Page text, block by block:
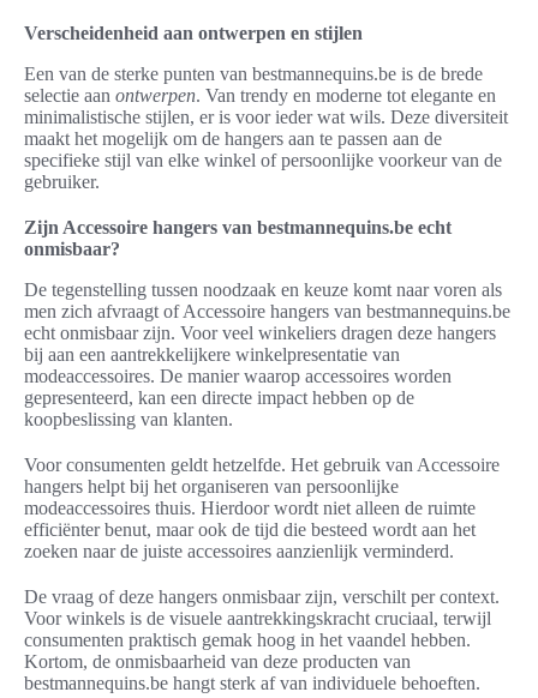
Verscheidenheid aan ontwerpen en stijlen
Een van de sterke punten van bestmannequins.be is de brede
selectie aan ontwerpen. Van trendy en moderne tot elegante en
minimalistische stijlen, er is voor ieder wat wils. Deze diversiteit
maakt het mogelijk om de hangers aan te passen aan de
specifieke stijl van elke winkel of persoonlijke voorkeur van de
gebruiker.
Zijn Accessoire hangers van bestmannequins.be echt
onmisbaar?
De tegenstelling tussen noodzaak en keuze komt naar voren als
men zich afvraagt of Accessoire hangers van bestmannequins.be
echt onmisbaar zijn. Voor veel winkeliers dragen deze hangers
bij aan een aantrekkelijkere winkelpresentatie van
modeaccessoires. De manier waarop accessoires worden
gepresenteerd, kan een directe impact hebben op de
koopbeslissing van klanten.
Voor consumenten geldt hetzelfde. Het gebruik van Accessoire
hangers helpt bij het organiseren van persoonlijke
modeaccessoires thuis. Hierdoor wordt niet alleen de ruimte
efficiënter benut, maar ook de tijd die besteed wordt aan het
zoeken naar de juiste accessoires aanzienlijk verminderd.
De vraag of deze hangers onmisbaar zijn, verschilt per context.
Voor winkels is de visuele aantrekkingskracht cruciaal, terwijl
consumenten praktisch gemak hoog in het vaandel hebben.
Kortom, de onmisbaarheid van deze producten van
bestmannequins.be hangt sterk af van individuele behoeften.